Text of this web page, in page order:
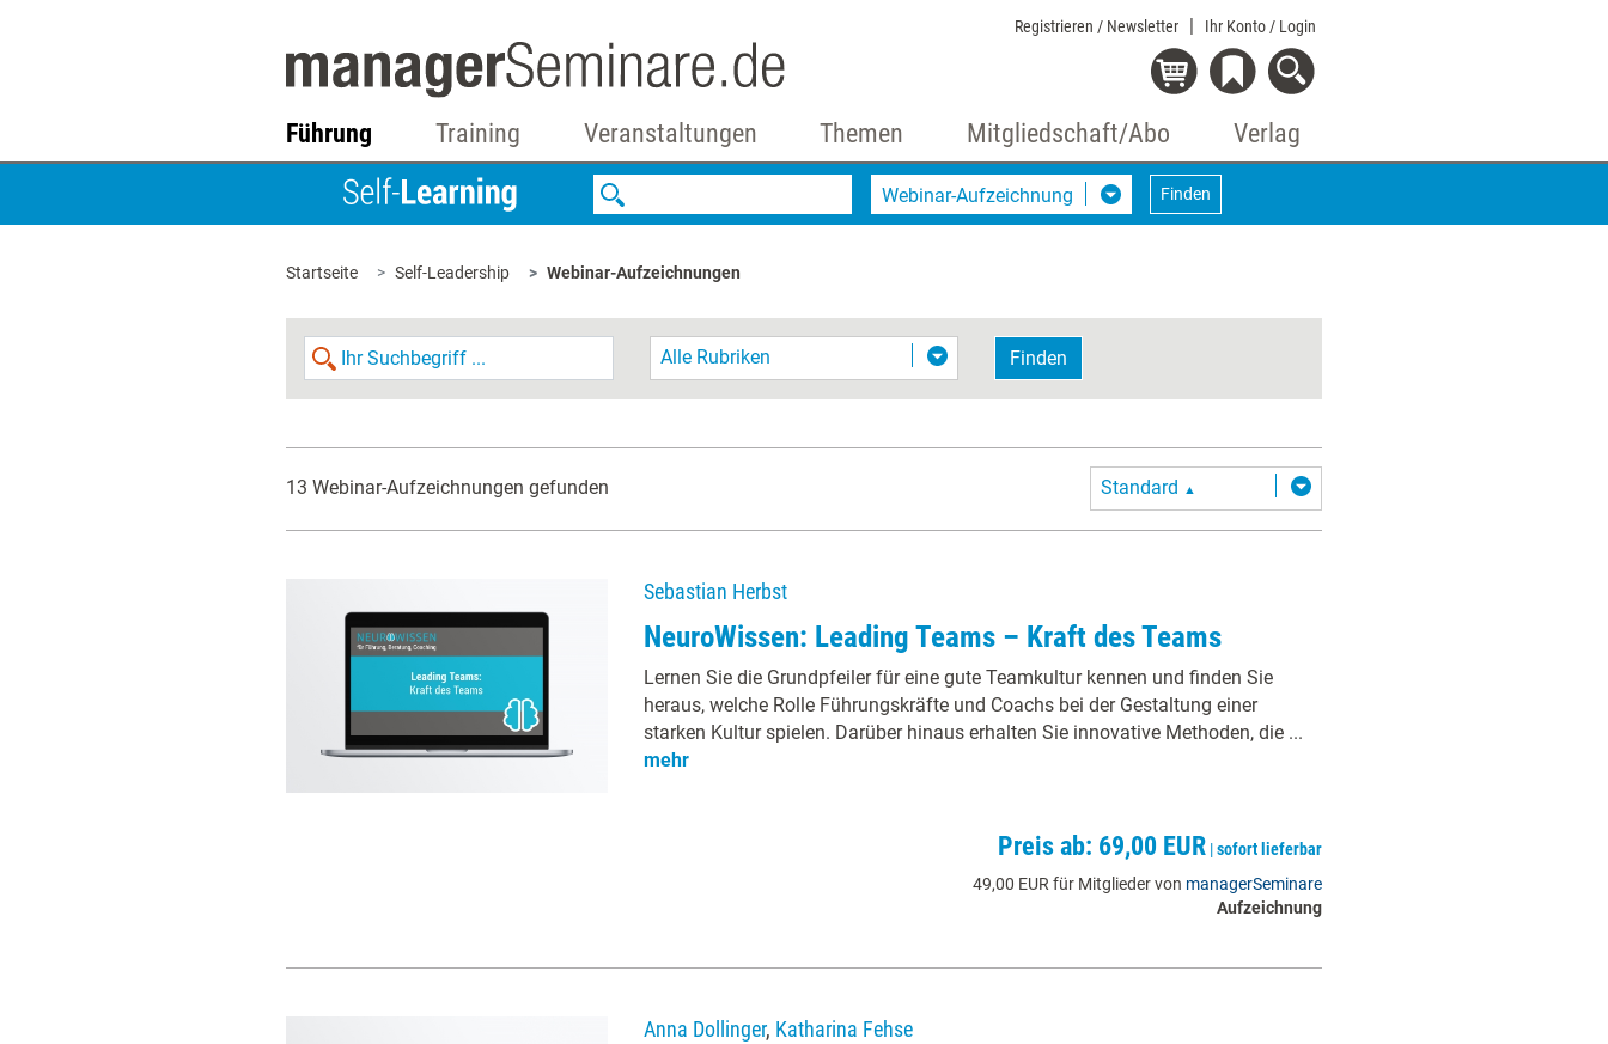
Registrieren / Newsletter Ihr Konto / Login
Führung Training Veranstaltungen Themen Mitgliedschaft/Abo Verlag
Webinar-Aufzeichnung Finden
Startseite Self-Leadership Webinar-Aufzeichnungen
Alle Rubriken Finden
13 Webinar-Aufzeichnungen gefunden Standard ▲
Sebastian Herbst
NeuroWissen: Leading Teams – Kraft des Teams
Lernen Sie die Grundpfeiler für eine gute Teamkultur kennen und finden Sie
heraus, welche Rolle Führungskräfte und Coachs bei der Gestaltung einer
starken Kultur spielen. Darüber hinaus erhalten Sie innovative Methoden, die ...
mehr
Preis ab: 69,00 EUR|sofort lieferbar
49,00 EUR für Mitglieder von managerSeminare
Aufzeichnung
Anna Dollinger, Katharina Fehse